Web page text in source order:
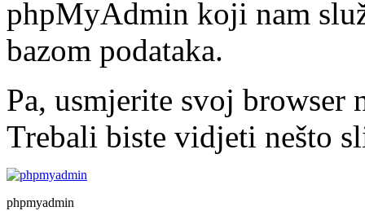
phpMyAdmin koji nam
bazom podataka.
Pa, usmjerite svoj
Trebali biste vidjeti nešto
phpmyadmin